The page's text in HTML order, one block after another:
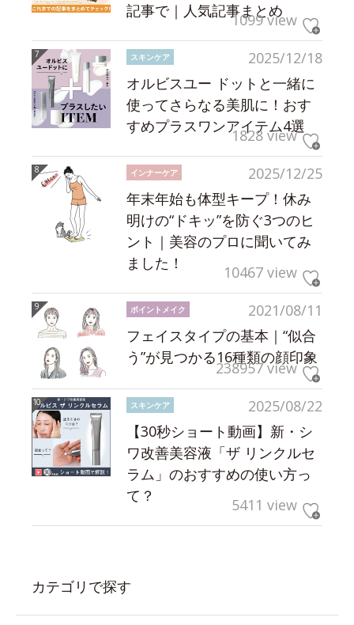
記事で｜人気記事まとめ
1099 view
2025/12/18
スキンケア
オルビスユー ドットと一緒に
使ってさらなる美肌に！おす
すめプラスワンアイテム4選
1828 view
2025/12/25
インナーケア
年末年始も体型キープ！休み
明けの“ドキッ”を防ぐ3つのヒ
ント｜美容のプロに聞いてみ
ました！
10467 view
2021/08/11
ポイントメイク
フェイスタイプの基本｜“似合
う”が見つかる16種類の顔印象
238957 view
2025/08/22
スキンケア
【30秒ショート動画】新・シ
ワ改善美容液「ザ リンクルセ
ラム」のおすすめの使い方っ
て？
5411 view
カテゴリで探す